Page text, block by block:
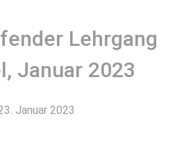
Lehrgang
Januar 2023
Januar 2023